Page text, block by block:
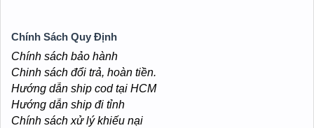
Chính Sách Quy Định
Chính sách bảo hành
Chinh sách đổi trả, hoàn tiền.
Hướng dẫn ship cod tại HCM
Hướng dẫn ship đi tỉnh
Chính sách xử lý khiếu nại